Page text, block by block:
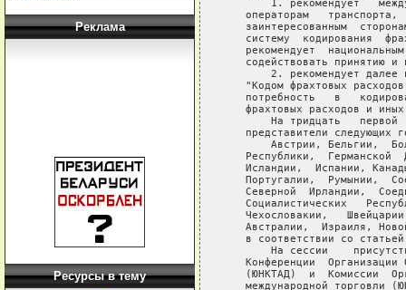
Реклама
Ресурсы в тему